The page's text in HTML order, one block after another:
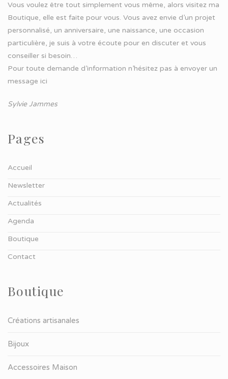
Vous voulez être tout simplement vous même, alors visitez ma
Boutique, elle est faite pour vous. Vous avez envie d’un projet
personnalisé, un anniversaire, une naissance, une occasion
particulière, je suis à votre écoute pour en discuter et vous
conseiller si besoin…
Pour toute demande d’information n’hésitez pas à envoyer un
message ici
Sylvie Jammes
Pages
Accueil
Newsletter
Actualités
Agenda
Boutique
Contact
Boutique
Créations artisanales
Bijoux
Accessoires Maison